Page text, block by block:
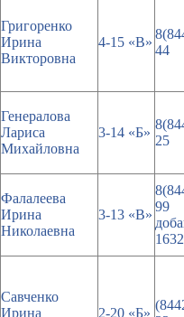
Григоренко
Ирина
Викторовна
4-15 «В»
44
Генералова
Лариса
Михайловна
3-14 «Б»
25
Фалалеева
Ирина
Николаевна
3-13 «В»
99
1632
Савченко
Ирина
2-20 «Б»